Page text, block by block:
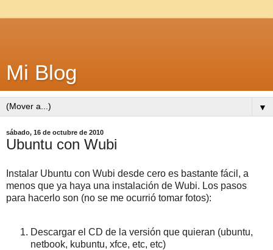
Mi Blog
▼
sábado, 16 de octubre de 2010
Ubuntu con Wubi
Instalar Ubuntu con Wubi desde cero es bastante fácil, a
menos que ya haya una instalación de Wubi. Los pasos
para hacerlo son (no se me ocurrió tomar fotos):
Descargar el CD de la versión que quieran (ubuntu,
netbook, kubuntu, xfce, etc, etc)